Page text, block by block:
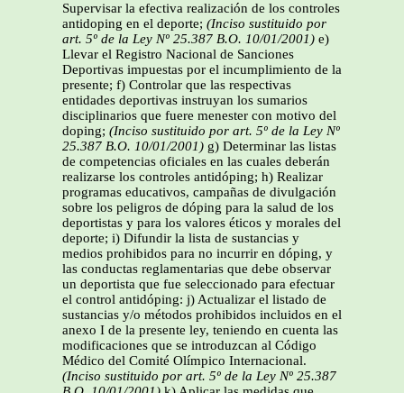
Supervisar la efectiva realización de los controles
antidoping en el deporte; (Inciso sustituido por
art. 5º de la Ley Nº 25.387 B.O. 10/01/2001) e)
Llevar el Registro Nacional de Sanciones
Deportivas impuestas por el incumplimiento de la
presente; f) Controlar que las respectivas
entidades deportivas instruyan los sumarios
disciplinarios que fuere menester con motivo del
doping; (Inciso sustituido por art. 5º de la Ley Nº
25.387 B.O. 10/01/2001) g) Determinar las listas
de competencias oficiales en las cuales deberán
realizarse los controles antidóping; h) Realizar
programas educativos, campañas de divulgación
sobre los peligros de dóping para la salud de los
deportistas y para los valores éticos y morales del
deporte; i) Difundir la lista de sustancias y
medios prohibidos para no incurrir en dóping, y
las conductas reglamentarias que debe observar
un deportista que fue seleccionado para efectuar
el control antidóping: j) Actualizar el listado de
sustancias y/o métodos prohibidos incluidos en el
anexo I de la presente ley, teniendo en cuenta las
modificaciones que se introduzcan al Código
Médico del Comité Olímpico Internacional.
(Inciso sustituido por art. 5º de la Ley Nº 25.387